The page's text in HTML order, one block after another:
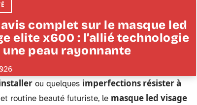
complet sur le masque led
elite x600 : l’allié technologie
peau rayonnante
ou quelques imperfections résister à
et routine beauté futuriste, le masque led visage